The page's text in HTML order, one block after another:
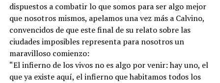
dispuestos a combatir lo que somos para ser algo mejor
que nosotros mismos, apelamos una vez más a Calvino,
convencidos de que este final de su relato sobre las
ciudades imposibles representa para nosotros un
maravilloso comienzo:
“El infierno de los vivos no es algo por venir: hay uno, el
que ya existe aquí, el infierno que habitamos todos los